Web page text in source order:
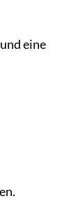
eine